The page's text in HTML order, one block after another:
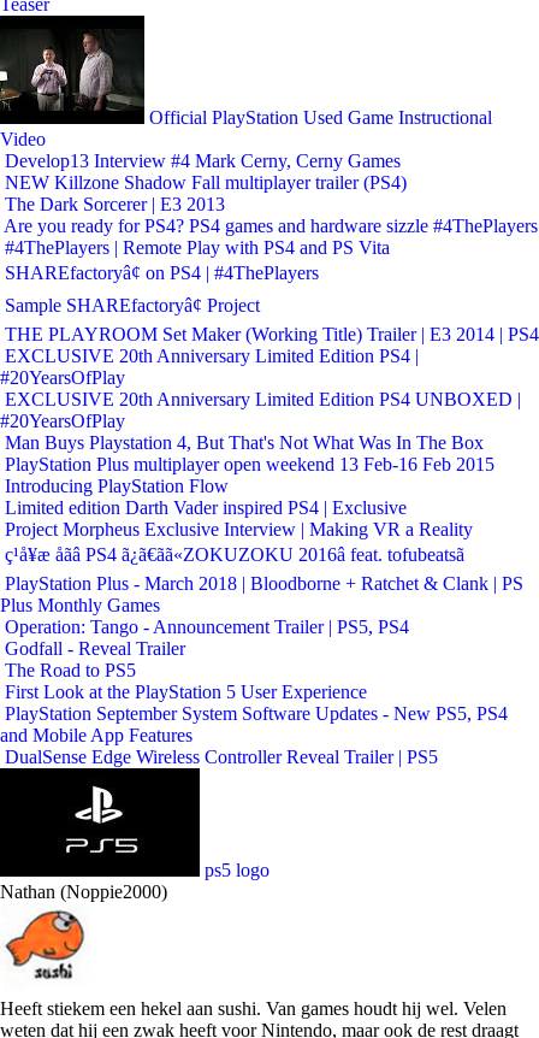
Teaser
Official PlayStation Used Game Instructional
Video
Develop13 Interview #4 Mark Cerny, Cerny Games
NEW Killzone Shadow Fall multiplayer trailer (PS4)
The Dark Sorcerer | E3 2013
Are you ready for PS4? PS4 games and hardware sizzle #4ThePlayers
#4ThePlayers | Remote Play with PS4 and PS Vita
SHAREfactoryâ¢ on PS4 | #4ThePlayers
Sample SHAREfactoryâ¢ Project
THE PLAYROOM Set Maker (Working Title) Trailer | E3 2014 | PS4
EXCLUSIVE 20th Anniversary Limited Edition PS4 |
#20YearsOfPlay
EXCLUSIVE 20th Anniversary Limited Edition PS4 UNBOXED |
#20YearsOfPlay
Man Buys Playstation 4, But That's Not What Was In The Box
PlayStation Plus multiplayer open weekend 13 Feb-16 Feb 2015
Introducing PlayStation Flow
Limited edition Darth Vader inspired PS4 | Exclusive
Project Morpheus Exclusive Interview | Making VR a Reality
ç¹å¥æ åãâ PS4 ã¿ã€ãã«ZOKUZOKU 2016â feat. tofubeatsã
PlayStation Plus - March 2018 | Bloodborne + Ratchet & Clank | PS
Plus Monthly Games
Operation: Tango - Announcement Trailer | PS5, PS4
Godfall - Reveal Trailer
The Road to PS5
First Look at the PlayStation 5 User Experience
PlayStation September System Software Updates - New PS5, PS4
and Mobile App Features
DualSense Edge Wireless Controller Reveal Trailer | PS5
ps5 logo
Nathan (Noppie2000)
Heeft stiekem een hekel aan sushi. Van games houdt hij wel. Velen
weten dat hij een zwak heeft voor Nintendo, maar ook de rest draagt